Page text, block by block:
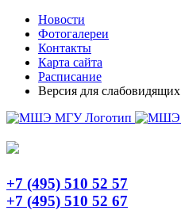
Skip
content
TelegramНовости
Фотогалереи
Контакты
Карта сайта
Расписание
Версия для слабовидящих
+7 (495) 510 52 57
+7 (495) 510 52 67